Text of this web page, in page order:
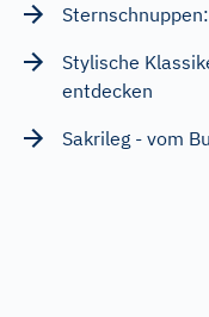
Stylische
entdecken
Sakrileg - vom